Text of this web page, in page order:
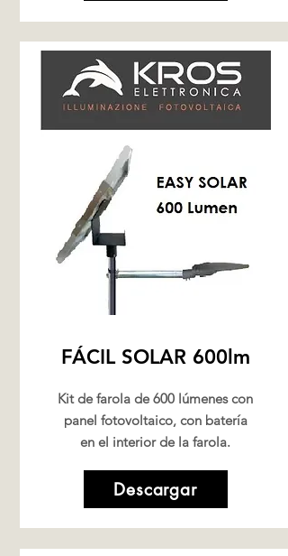
FÁCIL SOLAR 600lm
Kit de farola de 600 lúmenes con
panel fotovoltaico, con batería
en el interior de la farola.
Descargar